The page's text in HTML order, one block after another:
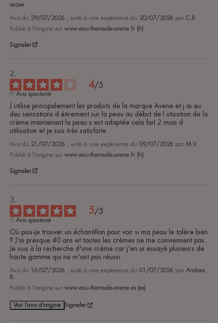
wow
Avis du 29/07/2026 , suite à une expérience du 20/07/2026 par C.R.
Publié à l'origine sur www.eau-thermale-avene.fr (fr)
Signaler
4/5
Avis spontané
J utilise principalement les produits de la marque Avene et j ai eu
des sensations d étirement sur la peau au début de l utisation de la
crème maintenant la peau s est adaptée cela fait 2 mois d
utilisation et je suis très satisfaite
Avis du 21/07/2026 , suite à une expérience du 09/07/2026 par M.V.
Publié à l'origine sur www.eau-thermale-avene.fr (fr)
Signaler
5/5
Avis spontané
Où puis-je trouver un échantillon pour voir si ma peau le tolère bien
? J'ai presque 40 ans et toutes les crèmes ne me conviennent pas.
Je suis à la recherche d'une crème car j'en ai essayé plusieurs de
haute gamme qui ne m'ont pas réussi.
Avis du 16/07/2026 , suite à une expérience du 01/07/2026 par Andrea
R.
Publié à l'origine sur www.eau-thermale-avene.es (es)
Voir l’avis d’origine Signaler